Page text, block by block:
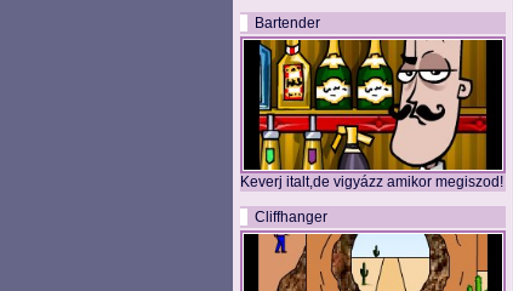
Bartender
Keverj italt,de vigyázz amikor megiszod!
Cliffhanger